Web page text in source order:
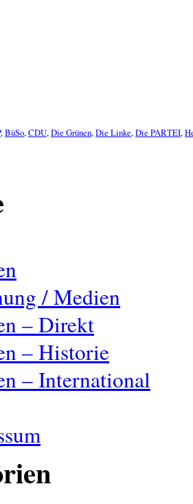
,BüSo,CDU,Die Grünen,Die Linke,Die PARTEI,
/ Medien
– Direkt
– Historie
– International